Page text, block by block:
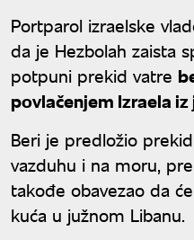
Portparol izraelske
da je Hezbolah zaista
potpuni prekid vatre
povlačenjem Izraela
Beri je predložio
vazduhu i na moru,
takođe obavezao da
kuća u južnom Libanu.